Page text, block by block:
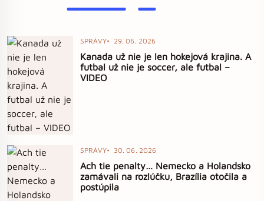
SPRÁVY 29. 06. 2026
Kanada už nie je len hokejová krajina. A
futbal už nie je soccer, ale futbal –
VIDEO
SPRÁVY 30. 06. 2026
Ach tie penalty… Nemecko a Holandsko
zamávali na rozlúčku, Brazília otočila a
postúpila